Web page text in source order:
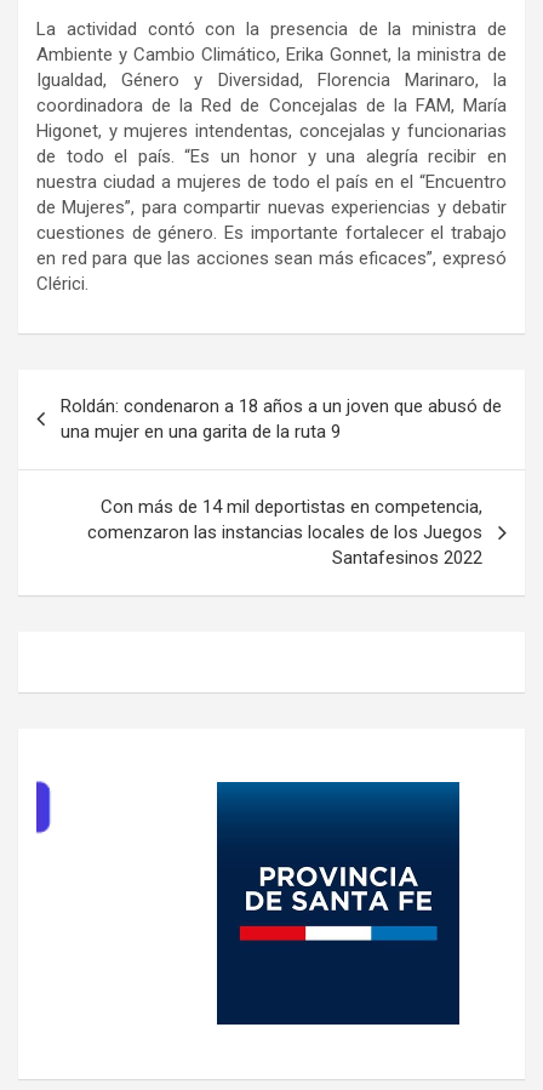
La actividad contó con la presencia de la ministra de
Ambiente y Cambio Climático, Erika Gonnet, la ministra de
Igualdad, Género y Diversidad, Florencia Marinaro, la
coordinadora de la Red de Concejalas de la FAM, María
Higonet, y mujeres intendentas, concejalas y funcionarias
de todo el país. “Es un honor y una alegría recibir en
nuestra ciudad a mujeres de todo el país en el “Encuentro
de Mujeres”, para compartir nuevas experiencias y debatir
cuestiones de género. Es importante fortalecer el trabajo
en red para que las acciones sean más eficaces”, expresó
Clérici.
de
entradas
Roldán: condenaron a 18 años a un joven que abusó de
una mujer en una garita de la ruta 9
Con más de 14 mil deportistas en competencia,
comenzaron las instancias locales de los Juegos
Santafesinos 2022